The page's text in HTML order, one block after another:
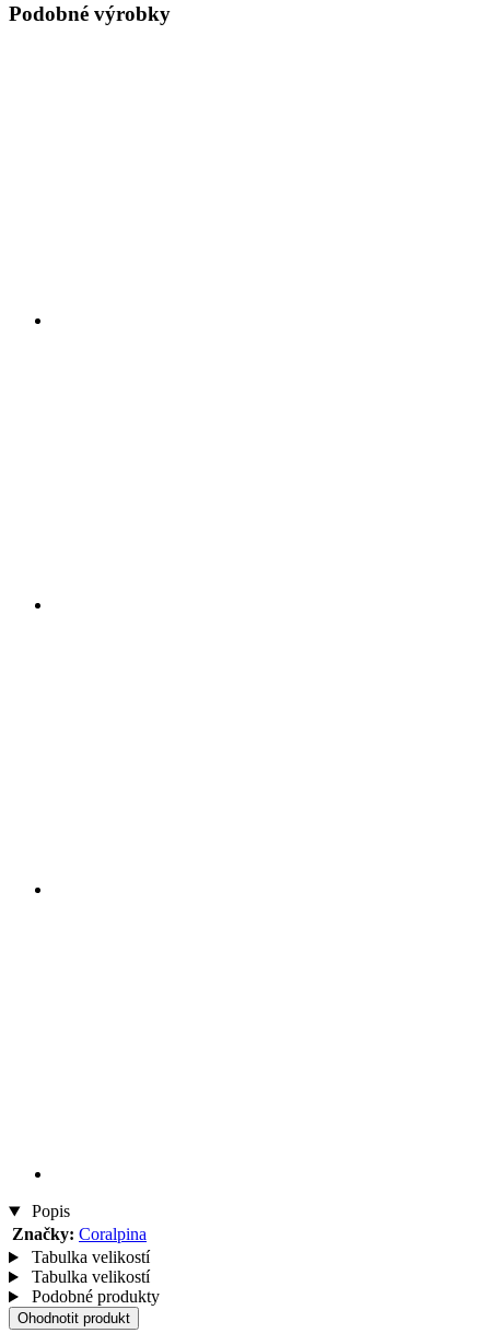
Podobné výrobky
Popis
Značky: Coralpina
Tabulka velikostí
Tabulka velikostí
Podobné produkty
Ohodnotit produkt